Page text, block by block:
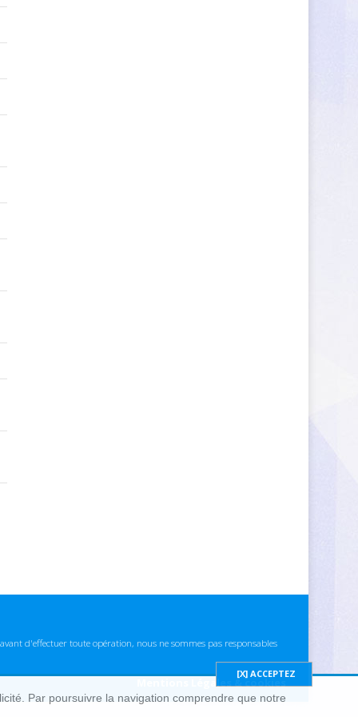
d'effectuer toute opération, nous ne sommes pas responsables
Mentions Légales & cookies
Par poursuivre la navigation comprendre que notre